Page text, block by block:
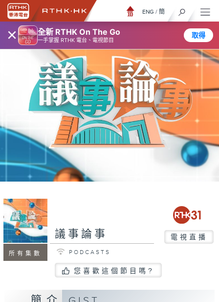
× 全新 RTHK On The Go
一手掌握 RTHK 電台、電視節目
取得
ENG / 簡
所有集數
議事論事 電視直播
PODCASTS
您喜歡這個節目嗎?